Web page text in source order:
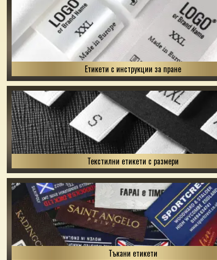
Етикети с инструкции за пране
Текстилни етикети с размери
Тъкани етикети